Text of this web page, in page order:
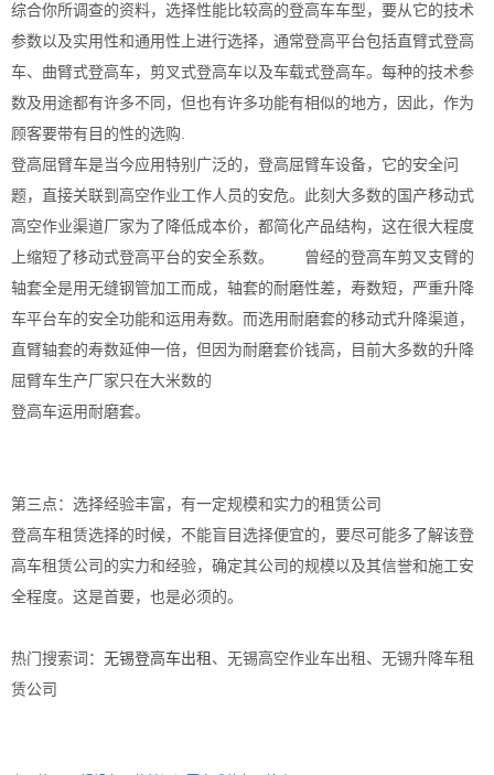
综合你所调查的资料，选择性能比较高的登高车车型，要从它的技术
参数以及实用性和通用性上进行选择，通常登高平台包括直臂式登高
车、曲臂式登高车，剪叉式登高车以及车载式登高车。每种的技术参
数及用途都有许多不同，但也有许多功能有相似的地方，因此，作为
顾客要带有目的性的选购.
登高屈臂车是当今应用特别广泛的，登高屈臂车设备，它的安全问
题，直接关联到高空作业工作人员的安危。此刻大多数的国产移动式
高空作业渠道厂家为了降低成本价，都简化产品结构，这在很大程度
上缩短了移动式登高平台的安全系数。 曾经的登高车剪叉支臂的
轴套全是用无缝钢管加工而成，轴套的耐磨性差，寿数短，严重升降
车平台车的安全功能和运用寿数。而选用耐磨套的移动式升降渠道，
直臂轴套的寿数延伸一倍，但因为耐磨套价钱高，目前大多数的升降
屈臂车生产厂家只在大米数的
登高车运用耐磨套。
第三点：选择经验丰富，有一定规模和实力的租赁公司
登高车租赁选择的时候，不能盲目选择便宜的，要尽可能多了解该登
高车租赁公司的实力和经验，确定其公司的规模以及其信誉和施工安
全程度。这是首要，也是必须的。
热门搜索词： 无锡登高车出租 、无锡高空作业车出租、无锡升降车租
赁公司